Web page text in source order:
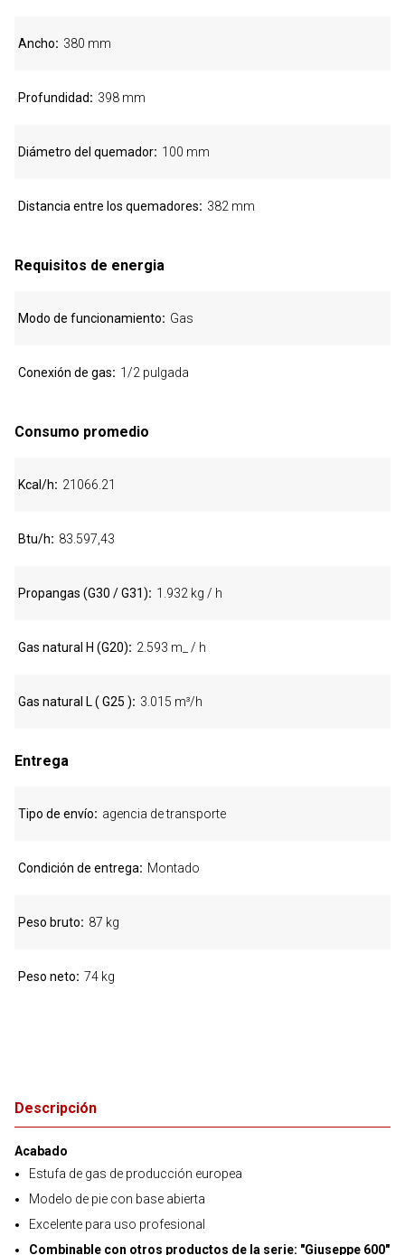
Descripción
Acabado
Estufa de gas de producción europea
Modelo de pie con base abierta
Excelente para uso profesional
Combinable con otros productos de la serie: "Giuseppe 600"
Ancho 380 mm
Profundidad 398 mm
Diámetro del quemador 100 mm
Distancia entre los quemadores 382 mm
Requisitos de energia
Modo de funcionamiento Gas
Conexión de gas 1/2 pulgada
Consumo promedio
Kcal/h 21066.21
Btu/h 83.597,43
Propangas (G30 / G31) 1.932 kg / h
Gas natural H (G20) 2.593 m_ / h
Gas natural L ( G25 ) 3.015 m³/h
Entrega
Tipo de envío agencia de transporte
Condición de entrega Montado
Peso bruto 87 kg
Peso neto 74 kg